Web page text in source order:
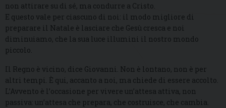
non attirare su di sé, ma condurre a Cristo.
E questo vale per ciascuno di noi: il modo migliore di
preparare il Natale è lasciare che Gesù cresca e noi
diminuiamo, che la sua luce illumini il nostro mondo
piccolo.
Il Regno è vicino, dice Giovanni. Non è lontano, non è per
altri tempi. È qui, accanto a noi, ma chiede di essere accolto.
L’Avvento è l’occasione per vivere un’attesa attiva, non
passiva: un’attesa che prepara, che costruisce, che cambia.